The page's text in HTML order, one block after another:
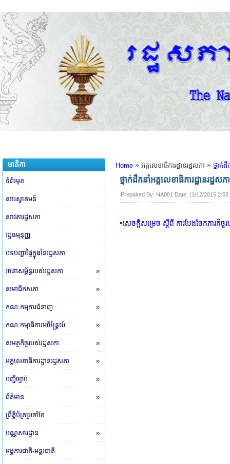
មាតិកា
ទំព័រមុខ
សារស្វាគមន៍
សាវតារដ្ឋសភា
រដ្ឋធម្មនុញ្ញ
បទបញ្ជាផ្ទៃក្នុងនៃរដ្ឋសភា
រចនាសម្ព័ន្ធរបស់រដ្ឋសភា »
សមាជិកសភា »
គណៈកម្មការជំនាញ »
គណៈកម្មាធិការអចិន្ត្រៃយ៍ »
សមត្ថកិច្ចរបស់រដ្ឋសភា »
អគ្គលេខាធិការដ្ឋានរដ្ឋសភា »
បញ្ជីច្បាប់ »
ព័ត៌មាន »
ព្រឹត្តិប័ត្រប្រចាំខែ
បណ្ណសារដ្ឋាន »
អង្គការជាតិ-អន្តរជាតិ
Home » អគ្គលេខាធិការដ្ឋានរដ្ឋសភា » ថ្នាក់ដឹ
ថ្នាក់ដឹកនាំអគ្គលេខាធិការដ្ឋានរដ្ឋសភា
Prepaired By: NA001 ​ Date: (1/12/2015
•សេចក្តីសម្រេច ស្តីពី ការបែងចែកភារកិច្ច